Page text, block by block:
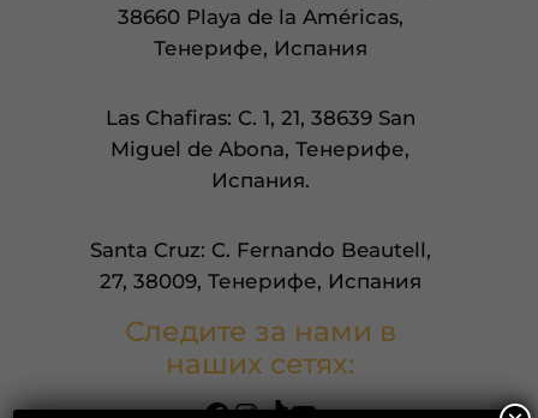
38660 Playa de la Américas,
Тенерифе, Испания
Las Chafiras: C. 1, 21, 38639 San
Miguel de Abona, Тенерифе,
Испания.
Santa Cruz: C. Fernando Beautell,
27, 38009, Тенерифе, Испания
Следите за нами в
наших сетях: